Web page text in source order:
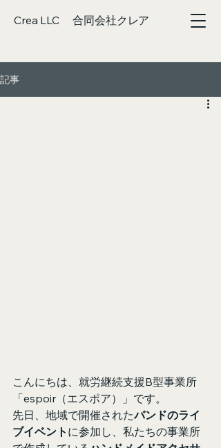
Crea LLC 合同会社クレア
記事
こんにちは、就労継続支援B型事業所
「espoir（エスポア）」です。
先日、地域で開催されたバンドのライ
ブイベント に参加し、私たちの事業所